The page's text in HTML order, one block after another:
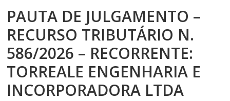
PAUTA DE JULGAMENTO –
RECURSO TRIBUTÁRIO N.
586/2026 – RECORRENTE:
TORREALE ENGENHARIA E
INCORPORADORA LTDA